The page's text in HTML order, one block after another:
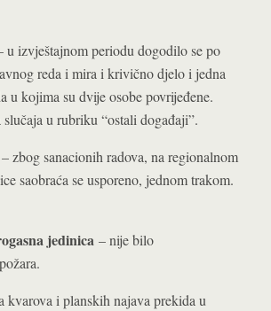
u izvještajnom periodu dogodilo se po
reda i mira i krivično djelo i jedna
u kojima su dvije osobe povrijeđene.
u rubriku “ostali događaji”.
– zbog sanacionih radova, na regionalnom
saobraća se usporeno, jednom trakom.
jedinica – nije bilo
kvarova i planskih najava prekida u